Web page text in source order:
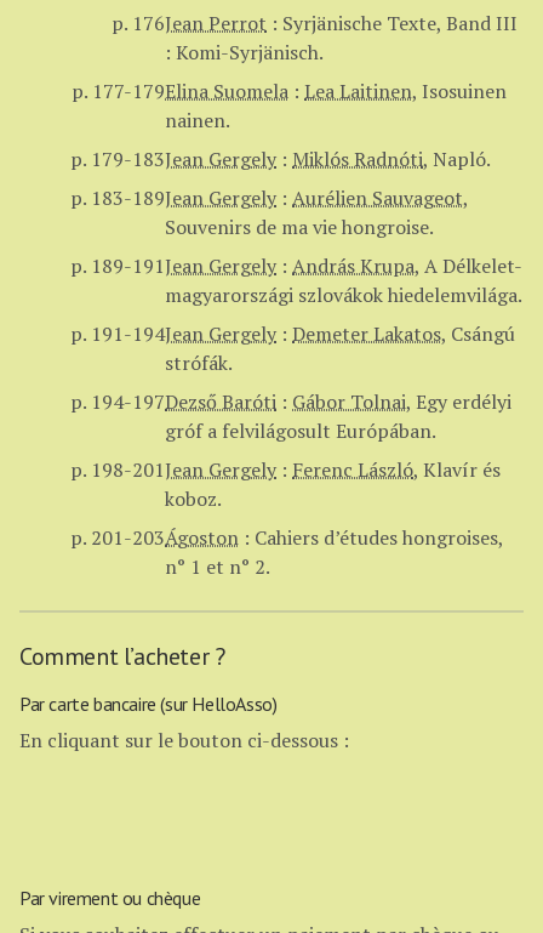
p. 176Jean Perrot : Syrjänische Texte, Band III
: Komi-Syrjänisch.
p. 177-179Elina Suomela : Lea Laitinen, Isosuinen
nainen.
p. 179-183Jean Gergely : Miklós Radnóti, Napló.
p. 183-189Jean Gergely : Aurélien Sauvageot,
Souvenirs de ma vie hongroise.
p. 189-191Jean Gergely : András Krupa, A Délkelet-
magyarországi szlovákok hiedelemvilága.
p. 191-194Jean Gergely : Demeter Lakatos, Csángú
strófák.
p. 194-197Dezső Baróti : Gábor Tolnai, Egy erdélyi
gróf a felvilágosult Európában.
p. 198-201Jean Gergely : Ferenc László, Klavír és
koboz.
p. 201-203Ágoston : Cahiers d’études hongroises,
n° 1 et n° 2.
Comment l’acheter ?
Par carte bancaire (sur HelloAsso)
En cliquant sur le bouton ci-dessous :
Par virement ou chèque